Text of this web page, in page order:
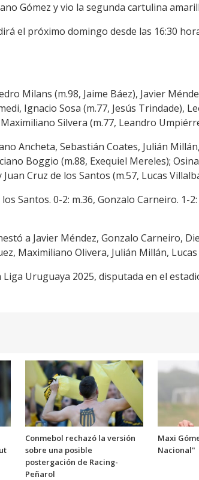
Gómez y vio la segunda cartulina
el próximo domingo desde las 16:30
Milans (m.98, Jaime Báez), Javier
Ignacio Sosa (m.77, Jesús Trindade),
Silvera (m.77, Leandro
Ancheta, Sebastián Coates, Julián
Boggio (m.88, Exequiel Mereles);
Cruz de los Santos (m.57, Lucas
los Santos. 0-2: m.36, Gonzalo Carneiro. 1-
a Javier Méndez, Gonzalo Carneiro,
Maximiliano Olivera, Julián Millán,
Liga Uruguaya 2025, disputada en el
Conmebol rechazó la versión
sobre una posible
postergación de Racing-
Peñarol
Maxi
Nacional"